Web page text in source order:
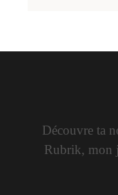
Découvre ta
Rubrik, mon